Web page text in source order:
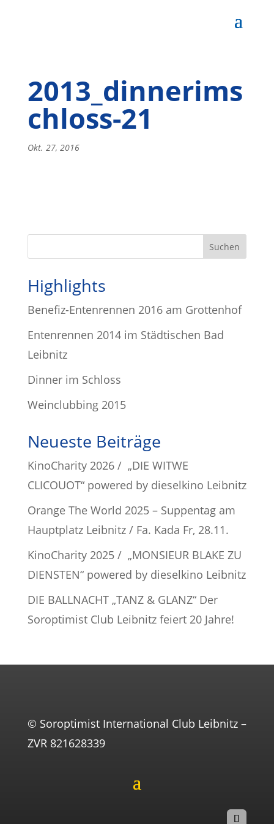
2013_dinnerims
chloss-21
Okt. 27, 2016
Highlights
Benefiz-Entenrennen 2016 am Grottenhof
Entenrennen 2014 im Städtischen Bad
Leibnitz
Dinner im Schloss
Weinclubbing 2015
Neueste Beiträge
KinoCharity 2026 / „DIE WITWE
CLICOUOT“ powered by dieselkino Leibnitz
Orange The World 2025 – Suppentag am
Hauptplatz Leibnitz / Fa. Kada Fr, 28.11.
KinoCharity 2025 / „MONSIEUR BLAKE ZU
DIENSTEN“ powered by dieselkino Leibnitz
DIE BALLNACHT „TANZ & GLANZ“ Der
Soroptimist Club Leibnitz feiert 20 Jahre!
© Soroptimist International Club Leibnitz –
ZVR 821628339